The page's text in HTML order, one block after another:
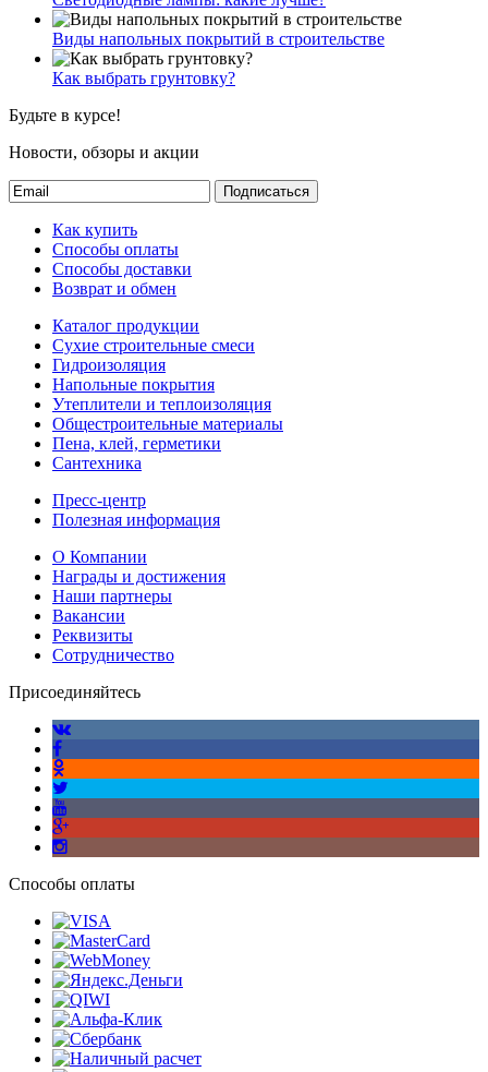
Виды напольных покрытий в строительстве
Как выбрать грунтовку?
Будьте в курсе!
Новости, обзоры и акции
Подписаться
Как купить
Способы оплаты
Способы доставки
Возврат и обмен
Каталог продукции
Сухие строительные смеси
Гидроизоляция
Напольные покрытия
Утеплители и теплоизоляция
Общестроительные материалы
Пена, клей, герметики
Сантехника
Пресс-центр
Полезная информация
О Компании
Награды и достижения
Наши партнеры
Вакансии
Реквизиты
Сотрудничество
Присоединяйтесь
Способы оплаты